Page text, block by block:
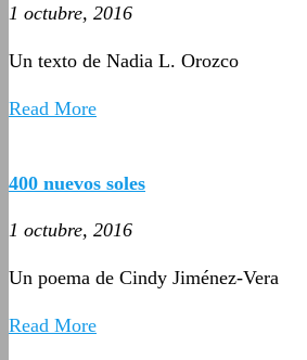
1 octubre, 2016
Un texto de Nadia L. Orozco
Read More
400 nuevos soles
1 octubre, 2016
Un poema de Cindy Jiménez-Vera
Read More